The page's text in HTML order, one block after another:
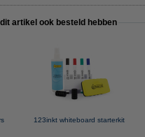
artikel ook besteld hebben
123inkt whiteboard starterkit